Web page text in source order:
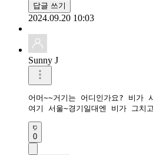
답글 쓰기
2024.09.20 10:03
Sunny J
어머~~거기는 어디인가요? 비가
여기 서울~경기일대엔 비가 그치
0